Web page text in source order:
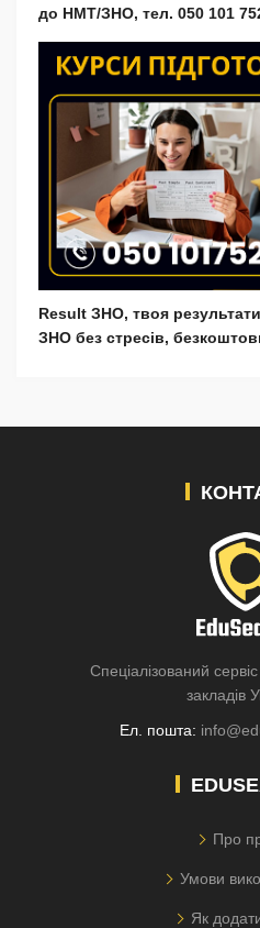
до НМТ/ЗНО, тел. 050 101
Result ЗНО, твоя
ЗНО без стресів,
Спеціалізований
закладів
Ел. пошта:
Про
Умови
Як